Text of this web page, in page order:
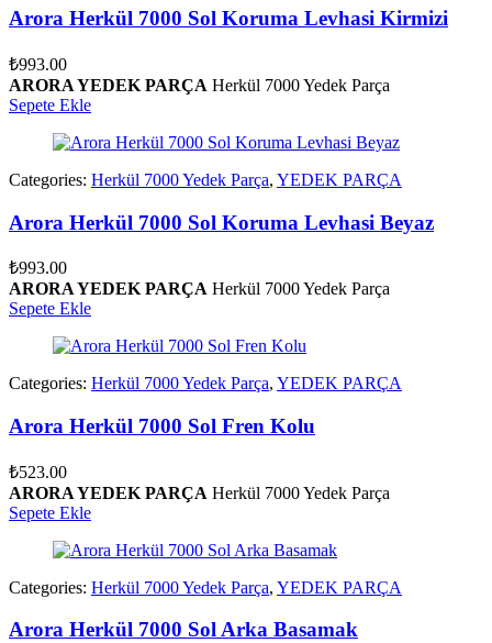
Arora Herkül 7000 Sol Koruma Levhasi Kirmizi
₺993.00
ARORA YEDEK PARÇA Herkül 7000 Yedek Parça
Sepete Ekle
Categories: Herkül 7000 Yedek Parça, YEDEK PARÇA
Arora Herkül 7000 Sol Koruma Levhasi Beyaz
₺993.00
ARORA YEDEK PARÇA Herkül 7000 Yedek Parça
Sepete Ekle
Categories: Herkül 7000 Yedek Parça, YEDEK PARÇA
Arora Herkül 7000 Sol Fren Kolu
₺523.00
ARORA YEDEK PARÇA Herkül 7000 Yedek Parça
Sepete Ekle
Categories: Herkül 7000 Yedek Parça, YEDEK PARÇA
Arora Herkül 7000 Sol Arka Basamak